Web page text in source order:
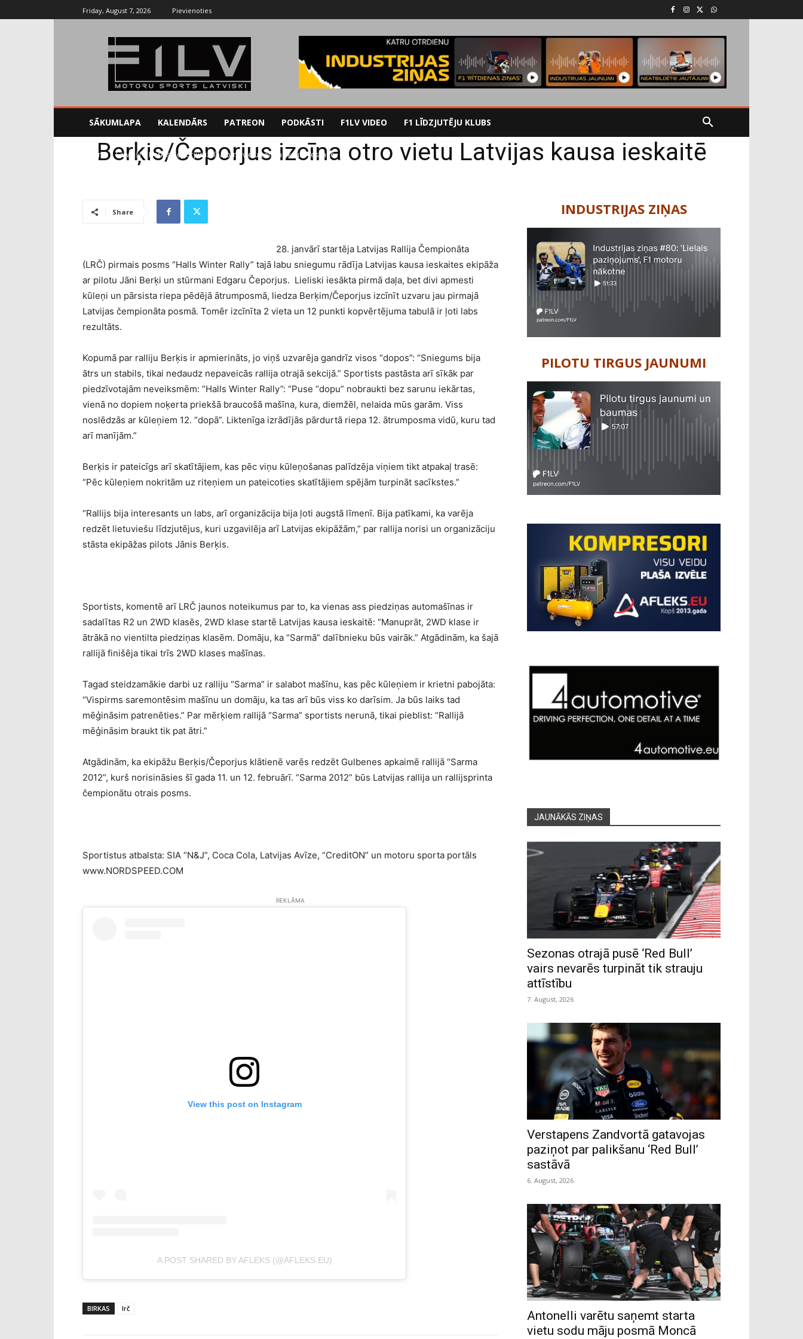
Friday, August 7, 2026 Pievienoties
SĀKUMLAPA KALENDĀRS PATREON PODKĀSTI F1LV VIDEO F1 LĪDZJUTĒJU KLUBS
Sākums Latvieši Berķis/Čeporjus izcīna otro vietu Latvijas kausa ieskaitē
Berķis/Čeporjus izcīna otro vietu Latvijas kausa ieskaitē
Share
28. janvārī startēja Latvijas Rallija Čempionāta
(LRČ) pirmais posms “Halls Winter Rally” tajā labu sniegumu rādīja Latvijas kausa ieskaites ekipāža
ar pilotu Jāni Berķi un stūrmani Edgaru Čeporjus. Lieliski iesākta pirmā daļa, bet divi apmesti
kūleņi un pārsista riepa pēdējā ātrumposmā, liedza Berķim/Čeporjus izcīnīt uzvaru jau pirmajā
Latvijas čempionāta posmā. Tomēr izcīnīta 2 vieta un 12 punkti kopvērtējuma tabulā ir ļoti labs
rezultāts.
Kopumā par ralliju Berķis ir apmierināts, jo viņš uzvarēja gandrīz visos “dopos”: “Sniegums bija
ātrs un stabils, tikai nedaudz nepaveicās rallija otrajā sekcijā.” Sportists pastāsta arī sīkāk par
piedzīvotajām neveiksmēm: “Halls Winter Rally”: “Puse “dopu” nobraukti bez sarunu iekārtas,
vienā no dopiem noķerta priekšā braucošā mašīna, kura, diemžēl, nelaida mūs garām. Viss
noslēdzās ar kūleņiem 12. “dopā”. Liktenīga izrādījās pārdurtā riepa 12. ātrumposma vidū, kuru tad
arī manījām.”
Berķis ir pateicīgs arī skatītājiem, kas pēc viņu kūleņošanas palīdzēja viņiem tikt atpakaļ trasē:
“Pēc kūleņiem nokritām uz riteņiem un pateicoties skatītājiem spējām turpināt sacīkstes.”
“Rallijs bija interesants un labs, arī organizācija bija ļoti augstā līmenī. Bija patīkami, ka varēja
redzēt lietuviešu līdzjutējus, kuri uzgavilēja arī Latvijas ekipāžām,” par rallija norisi un organizāciju
stāsta ekipāžas pilots Jānis Berķis.
Sportists, komentē arī LRČ jaunos noteikumus par to, ka vienas ass piedziņas automašīnas ir
sadalītas R2 un 2WD klasēs, 2WD klase startē Latvijas kausa ieskaitē: “Manuprāt, 2WD klase ir
ātrākā no vientilta piedziņas klasēm. Domāju, ka “Sarmā” dalībnieku būs vairāk.” Atgādinām, ka šajā
rallijā finišēja tikai trīs 2WD klases mašīnas.
Tagad steidzamākie darbi uz ralliju “Sarma” ir salabot mašīnu, kas pēc kūleņiem ir krietni pabojāta:
“Vispirms saremontēsim mašīnu un domāju, ka tas arī būs viss ko darīsim. Ja būs laiks tad
mēģināsim patrenēties.” Par mērķiem rallijā “Sarma” sportists nerunā, tikai pieblist: “Rallijā
mēģināsim braukt tik pat ātri.”
Atgādinām, ka ekipāžu Berķis/Čeporjus klātienē varēs redzēt Gulbenes apkaimē rallijā “Sarma
2012”, kurš norisināsies šī gada 11. un 12. februārī. “Sarma 2012” būs Latvijas rallija un rallijsprinta
čempionātu otrais posms.
Sportistus atbalsta: SIA “N&J”, Coca Cola, Latvijas Avīze, “CreditON” un motoru sporta portāls
www.NORDSPEED.COM
REKLĀMA
View this post on Instagram
A POST SHARED BY AFLEKS (@AFLEKS.EU)
BIRKAS lrč
INDUSTRIJAS ZIŅAS
PILOTU TIRGUS JAUNUMI
JAUNĀKĀS ZIŅAS
Sezonas otrajā pusē ‘Red Bull’
vairs nevarēs turpināt tik strauju
attīstību
7. August, 2026
Verstapens Zandvortā gatavojas
paziņot par palikšanu ‘Red Bull’
sastāvā
6. August, 2026
Antonelli varētu saņemt starta
vietu sodu māju posmā Moncā